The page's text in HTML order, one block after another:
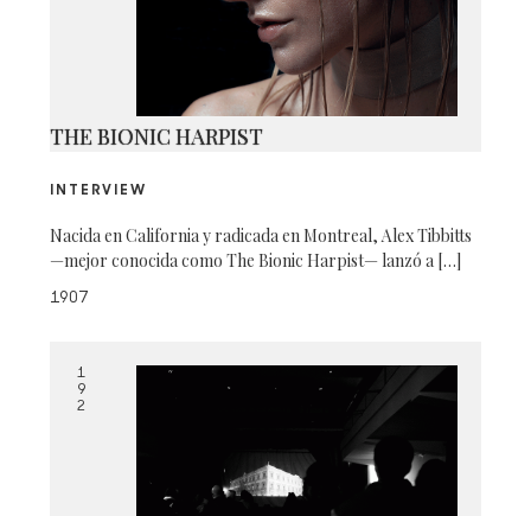
THE BIONIC HARPIST
INTERVIEW
Nacida en California y radicada en Montreal, Alex Tibbitts
—mejor conocida como The Bionic Harpist— lanzó a […]
1907
1
9
2